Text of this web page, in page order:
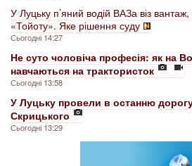
У Луцьку п’яний водій ВАЗа віз
«Тойоту». Яке рішення суду
Сьогодні 14:27
Не суто чоловіча професія: як на
навчаються на трактористок
Сьогодні 13:58
У Луцьку провели в останню
Скрицького
Сьогодні 13:29